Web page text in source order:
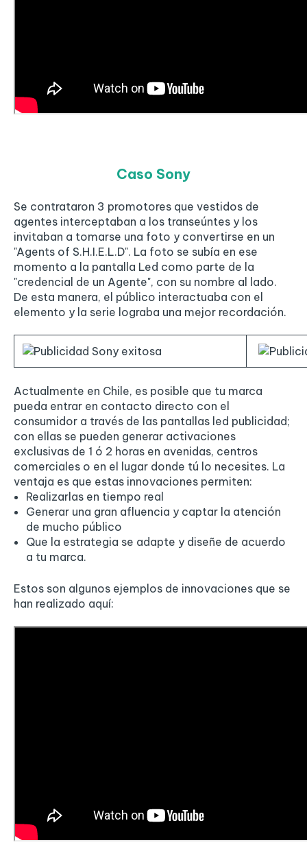
Caso Sony
Se contrataron 3 promotores que vestidos de
agentes interceptaban a los transeúntes y los
invitaban a tomarse una foto y convertirse en un
"Agents of S.H.I.E.L.D". La foto se subía en ese
momento a la pantalla Led como parte de la
"credencial de un Agente", con su nombre al lado.
De esta manera, el público interactuaba con el
elemento y la serie lograba una mejor recordación.
Actualmente en Chile, es posible que tu marca
pueda entrar en contacto directo con el
consumidor a través de las pantallas led publicidad;
con ellas se pueden generar activaciones
exclusivas de 1 ó 2 horas en avenidas, centros
comerciales o en el lugar donde tú lo necesites. La
ventaja es que estas innovaciones permiten:
Realizarlas en tiempo real
Generar una gran afluencia y captar la atención
de mucho público
Que la estrategia se adapte y diseñe de acuerdo
a tu marca.
Estos son algunos ejemplos de innovaciones que se
han realizado aquí: